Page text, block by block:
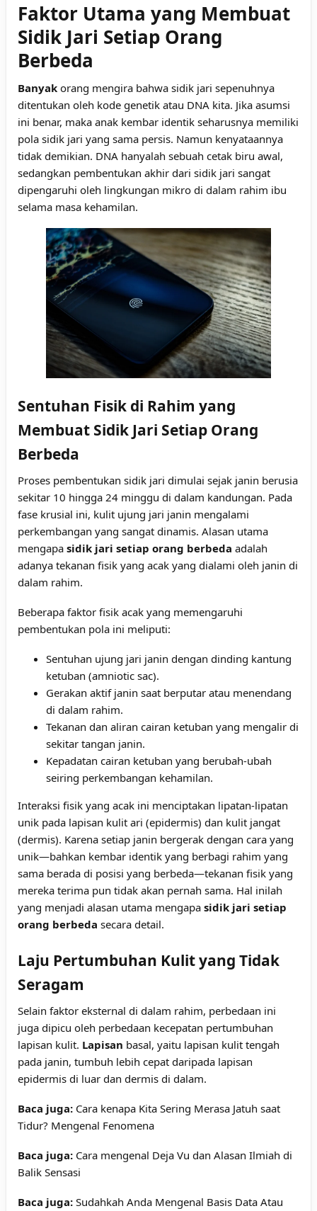
Faktor Utama yang Membuat
Sidik Jari Setiap Orang
Berbeda
Banyak orang mengira bahwa sidik jari sepenuhnya
ditentukan oleh kode genetik atau DNA kita. Jika asumsi
ini benar, maka anak kembar identik seharusnya memiliki
pola sidik jari yang sama persis. Namun kenyataannya
tidak demikian. DNA hanyalah sebuah cetak biru awal,
sedangkan pembentukan akhir dari sidik jari sangat
dipengaruhi oleh lingkungan mikro di dalam rahim ibu
selama masa kehamilan.
Sentuhan Fisik di Rahim yang
Membuat Sidik Jari Setiap Orang
Berbeda
Proses pembentukan sidik jari dimulai sejak janin berusia
sekitar 10 hingga 24 minggu di dalam kandungan. Pada
fase krusial ini, kulit ujung jari janin mengalami
perkembangan yang sangat dinamis. Alasan utama
mengapa sidik jari setiap orang berbeda adalah
adanya tekanan fisik yang acak yang dialami oleh janin di
dalam rahim.
Beberapa faktor fisik acak yang memengaruhi
pembentukan pola ini meliputi:
Sentuhan ujung jari janin dengan dinding kantung
ketuban (amniotic sac).
Gerakan aktif janin saat berputar atau menendang
di dalam rahim.
Tekanan dan aliran cairan ketuban yang mengalir di
sekitar tangan janin.
Kepadatan cairan ketuban yang berubah-ubah
seiring perkembangan kehamilan.
Interaksi fisik yang acak ini menciptakan lipatan-lipatan
unik pada lapisan kulit ari (epidermis) dan kulit jangat
(dermis). Karena setiap janin bergerak dengan cara yang
unik—bahkan kembar identik yang berbagi rahim yang
sama berada di posisi yang berbeda—tekanan fisik yang
mereka terima pun tidak akan pernah sama. Hal inilah
yang menjadi alasan utama mengapa sidik jari setiap
orang berbeda secara detail.
Laju Pertumbuhan Kulit yang Tidak
Seragam
Selain faktor eksternal di dalam rahim, perbedaan ini
juga dipicu oleh perbedaan kecepatan pertumbuhan
lapisan kulit. Lapisan basal, yaitu lapisan kulit tengah
pada janin, tumbuh lebih cepat daripada lapisan
epidermis di luar dan dermis di dalam.
Baca juga: Cara kenapa Kita Sering Merasa Jatuh saat
Tidur? Mengenal Fenomena
Baca juga: Cara mengenal Deja Vu dan Alasan Ilmiah di
Balik Sensasi
Baca juga: Sudahkah Anda Mengenal Basis Data Atau